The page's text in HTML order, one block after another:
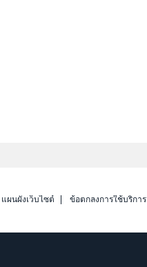
แผนผังเว็บไซต์
ข้อตกลงการใช้บริการ